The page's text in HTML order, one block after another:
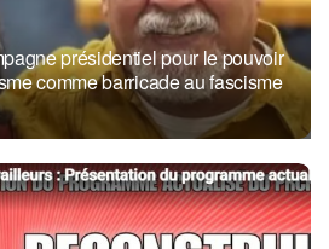
présidentiel pour le pouvoir
comme barricade au fascisme